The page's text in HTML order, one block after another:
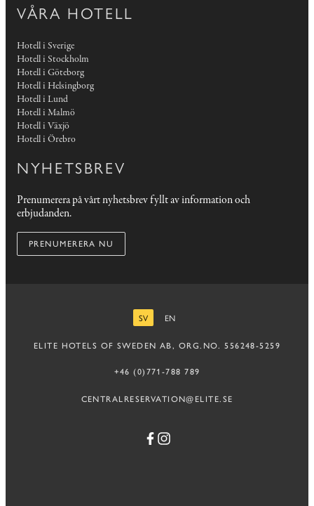
VÅRA HOTELL
Hotell i Sverige
Hotell i Stockholm
Hotell i Göteborg
Hotell i Helsingborg
Hotell i Lund
Hotell i Malmö
Hotell i Växjö
Hotell i Örebro
NYHETSBREV
Prenumerera på vårt nyhetsbrev fyllt av information och
erbjudanden.
PRENUMERERA NU
SV
EN
ELITE HOTELS OF SWEDEN AB, ORG.NO. 556248-5259
+46 (0)771-788 789
CENTRALRESERVATION@ELITE.SE